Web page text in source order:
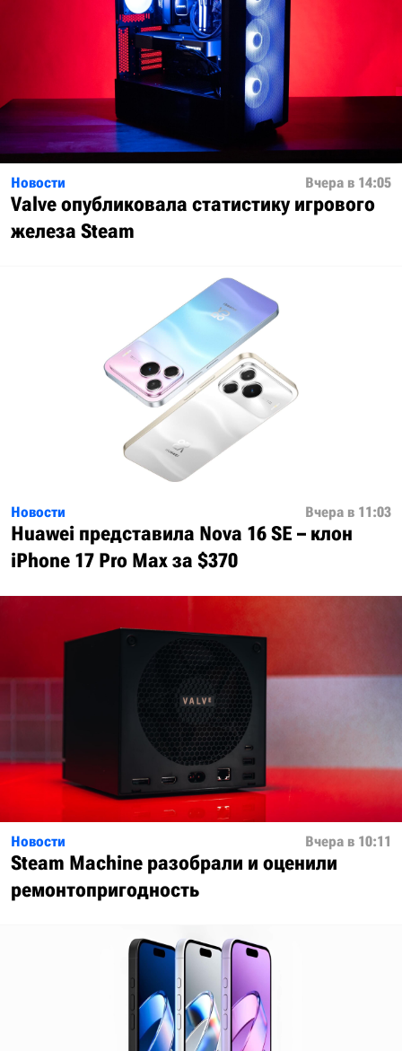
Новости Вчера в 14:05
Valve опубликовала статистику игрового
железа Steam
Новости Вчера в 11:03
Huawei представила Nova 16 SE – клон
iPhone 17 Pro Max за $370
Новости Вчера в 10:11
Steam Machine разобрали и оценили
ремонтопригодность